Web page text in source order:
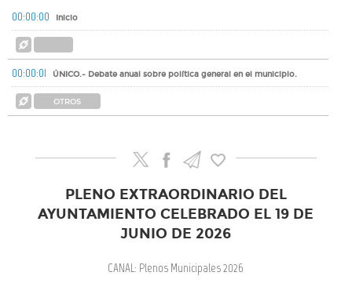
00:00:00 Inicio
00:00:01 ÚNICO.- Debate anual sobre política general en el municipio.
OTROS
PLENO EXTRAORDINARIO DEL
AYUNTAMIENTO CELEBRADO EL 19 DE
JUNIO DE 2026
CANAL: Plenos Municipales 2026